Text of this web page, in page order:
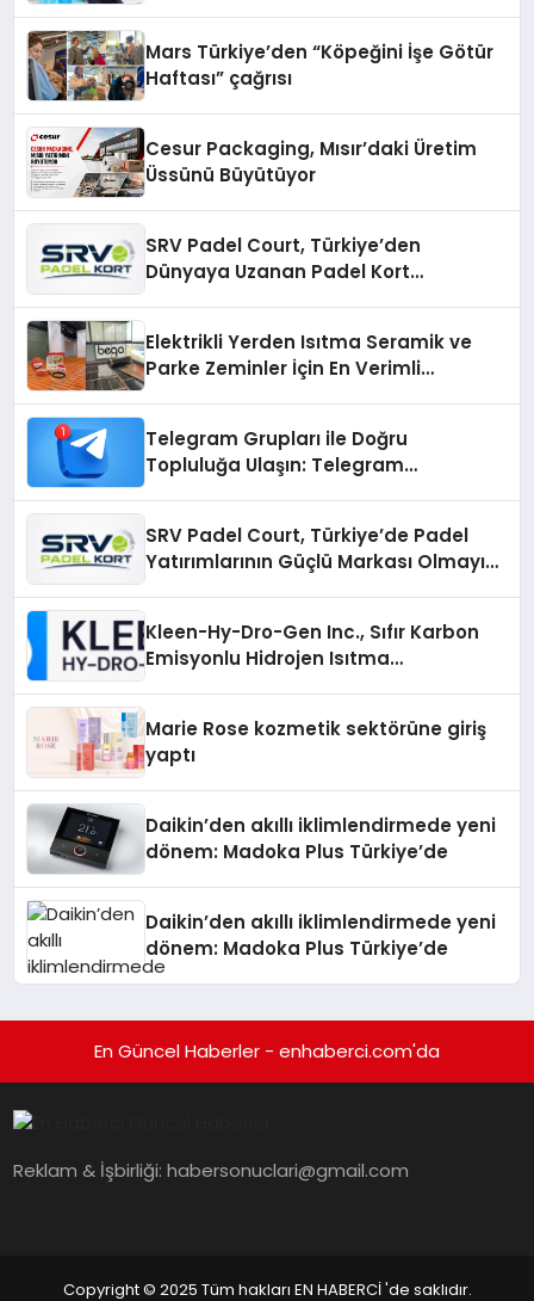
Mars Türkiye’den “Köpeğini İşe Götür
Haftası” çağrısı
Cesur Packaging, Mısır’daki Üretim
Üssünü Büyütüyor
SRV Padel Court, Türkiye’den
Dünyaya Uzanan Padel Kort
Elektrikli Yerden Isıtma Seramik ve
Parke Zeminler İçin En Verimli
Telegram Grupları ile Doğru
Topluluğa Ulaşın: Telegram
SRV Padel Court, Türkiye’de Padel
Yatırımlarının Güçlü Markası Olmayı
Kleen-Hy-Dro-Gen Inc., Sıfır Karbon
Emisyonlu Hidrojen Isıtma
Marie Rose kozmetik sektörüne giriş
yaptı
Daikin’den akıllı iklimlendirmede yeni
dönem: Madoka Plus Türkiye’de
Daikin’den akıllı iklimlendirmede yeni
dönem: Madoka Plus Türkiye’de
En Güncel Haberler - enhaberci.com'da
Reklam & İşbirliği:habersonuclari@gmail.com
Copyright © 2025 Tüm hakları EN HABERCİ 'de saklıdır.